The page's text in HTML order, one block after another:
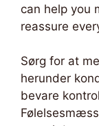
can help you
reassure
Sørg for at
herunder
bevare